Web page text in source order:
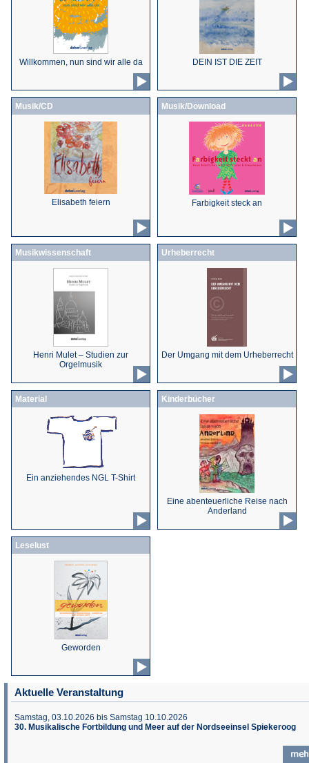
Willkommen, nun sind wir alle da DEIN IST DIE ZEIT
Musik/CD
Elisabeth feiern
Musik/Download
Farbigkeit steck an
Musikwissenschaft
Henri Mulet – Studien zur
Orgelmusik
Urheberrecht
Der Umgang mit dem Urheberrecht
Material
Ein anziehendes NGL T-Shirt
Kinderbücher
Eine abenteuerliche Reise nach
Anderland
Leselust
Geworden
Aktuelle Veranstaltung
Samstag, 03.10.2026 bis Samstag 10.10.2026
30. Musikalische Fortbildung und Meer auf der Nordseeinsel Spiekeroog